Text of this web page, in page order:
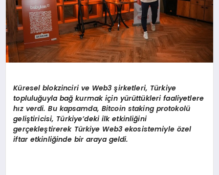
Küresel blokzinciri ve Web3 şirketleri, Türkiye
topluluğuyla bağ kurmak için yürüttükleri faaliyetlere
hız verdi. Bu kapsamda, Bitcoin staking protokolü
geliştiricisi, Türkiye’deki ilk etkinliğini
gerçekleştirerek Türkiye Web3 ekosistemiyle özel
iftar etkinliğinde bir araya geldi.